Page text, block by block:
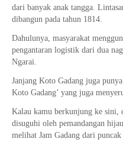
dari banyak anak tangga.
dibangun pada tahun 1814.
Dahulunya, masyarakat
pengantaran logistik dari dua
Ngarai.
Janjang Koto Gadang juga
Koto Gadang’ yang juga
Kalau kamu berkunjung ke sini,
disuguhi oleh pemandangan
melihat Jam Gadang dari